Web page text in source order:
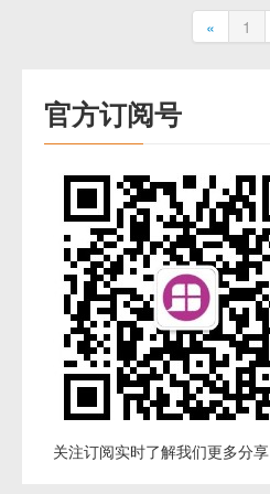
« 1
官方订阅号
关注订阅实时了解我们更多分享